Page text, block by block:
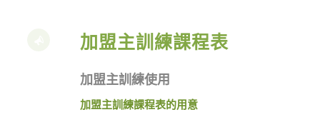
加盟主訓練課程表
加盟主訓練使用
加盟主訓練課程表的用意